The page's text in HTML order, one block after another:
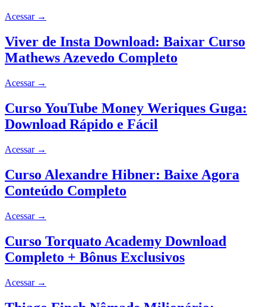
Acessar →
Viver de Insta Download: Baixar Curso
Mathews Azevedo Completo
Acessar →
Curso YouTube Money Weriques Guga:
Download Rápido e Fácil
Acessar →
Curso Alexandre Hibner: Baixe Agora
Conteúdo Completo
Acessar →
Curso Torquato Academy Download
Completo + Bônus Exclusivos
Acessar →